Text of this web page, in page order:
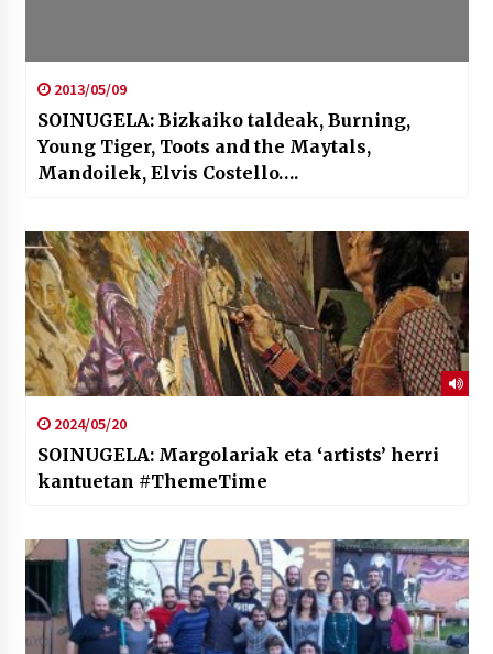
2013/05/09
SOINUGELA: Bizkaiko taldeak, Burning,
Young Tiger, Toots and the Maytals,
Mandoilek, Elvis Costello….
2024/05/20
SOINUGELA: Margolariak eta ‘artists’ herri
kantuetan #ThemeTime